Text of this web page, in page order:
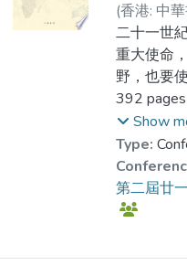
(香港: 中
Prof.
周佳榮
二十一世
重大使命
野，也要
文化發展
懷。香港
又吸收新
育及專題
的挑戰及
392 pages
Show
Type:
第二屆廿